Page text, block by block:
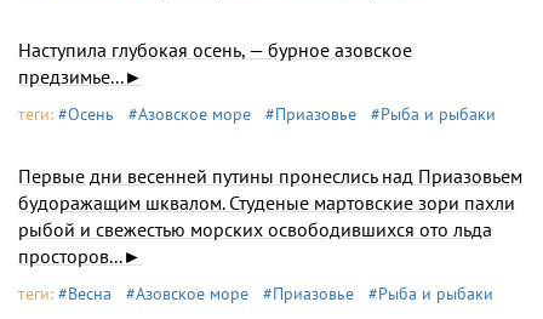
Наступила глубокая осень, — бурное азовское
предзимье...►
теги: #Осень #Азовское море #Приазовье #Рыба и рыбаки
Первые дни весенней путины пронеслись над Приазовьем
будоражащим шквалом. Студеные мартовские зори пахли
рыбой и свежестью морских освободившихся ото льда
просторов...►
теги: #Весна #Азовское море #Приазовье #Рыба и рыбаки